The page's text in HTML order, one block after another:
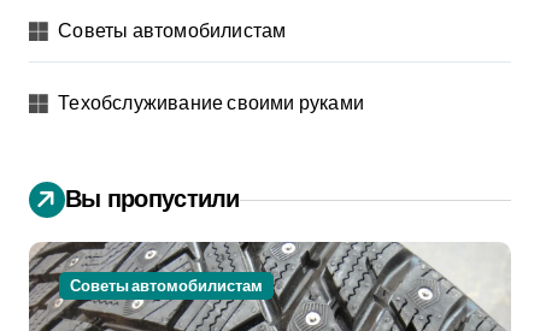
Советы автомобилистам
Техобслуживание своими руками
Вы пропустили
Советы автомобилистам